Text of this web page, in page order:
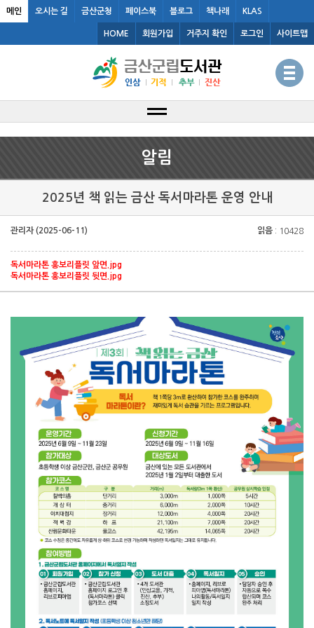
메인 오시는 길 금산군청 페이스북 블로그 책나래 KLAS
HOME 회원가입 거주지 확인 로그인 사이트맵
알림
2025년 책 읽는 금산 독서마라톤 운영 안내
관리자 (2025-06-11) 읽음 : 10428
독서마라톤 홍보리플릿 앞면.jpg
독서마라톤 홍보리플릿 뒷면.jpg